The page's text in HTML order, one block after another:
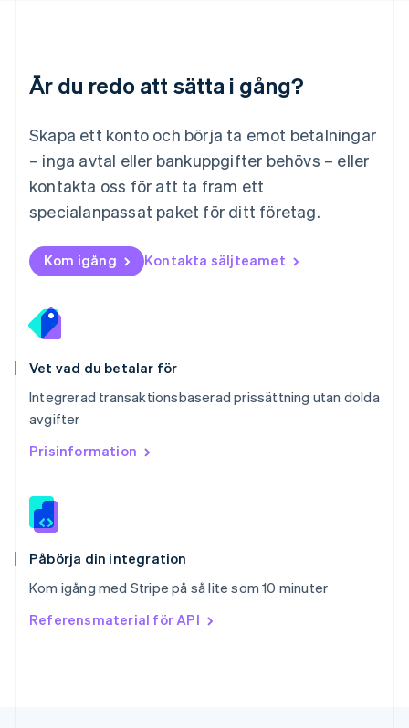
Är du redo att sätta i gång?
Skapa ett konto och börja ta emot betalningar
– inga avtal eller bankuppgifter behövs – eller
kontakta oss för att ta fram ett
specialanpassat paket för ditt företag.
Kom igång Kontakta säljteamet
Vet vad du betalar för
Integrerad transaktionsbaserad prissättning utan dolda
avgifter
Prisinformation
Påbörja din integration
Kom igång med Stripe på så lite som 10 minuter
Referensmaterial för API
Nederländerna
Norge
English
Nya Zeeland
English
English
Português English
Rumänien
Schweiz
Deutsch
English简体中文
English
Slovenien
English Italiano
Storbritannien
Sverige
SvenskaEnglish
ไทยEnglish
English